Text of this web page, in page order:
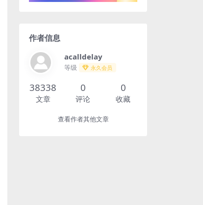
作者信息
acalldelay
等级 永久会员
38338
文章
0
评论
0
收藏
查看作者其他文章